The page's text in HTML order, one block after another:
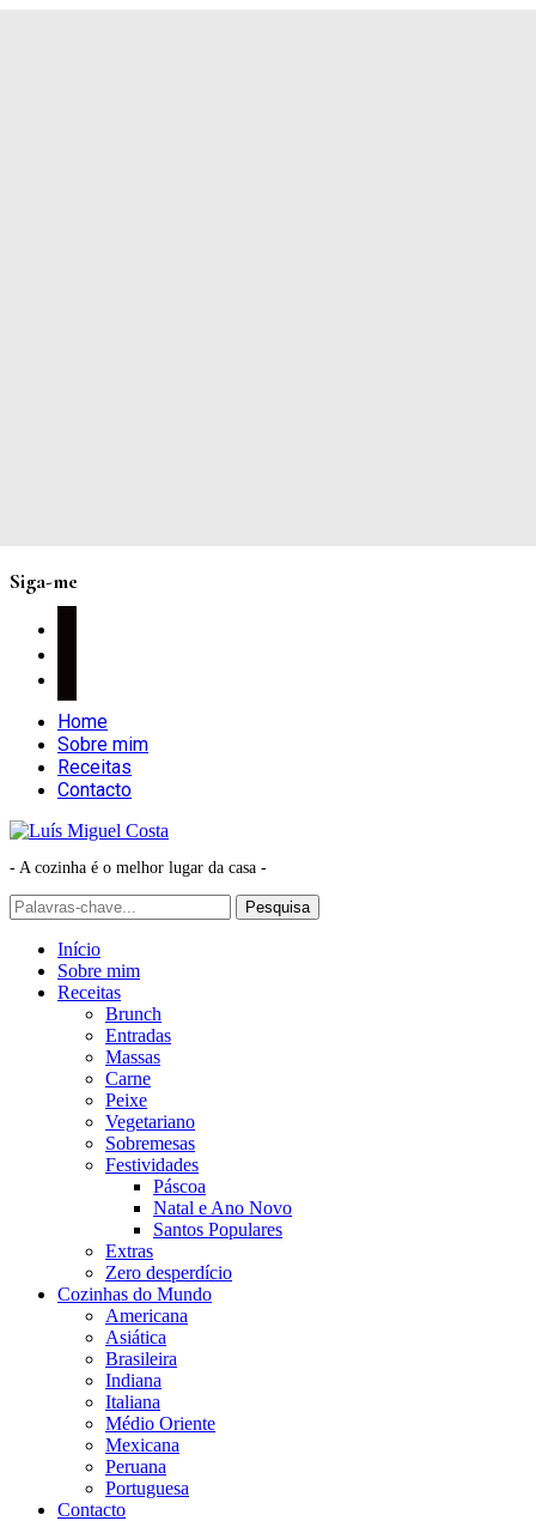
Siga-me
Home
Sobre mim
Receitas
Contacto
- A cozinha é o melhor lugar da casa -
Início
Sobre mim
Receitas
Brunch
Entradas
Massas
Carne
Peixe
Vegetariano
Sobremesas
Festividades
Páscoa
Natal e Ano Novo
Santos Populares
Extras
Zero desperdício
Cozinhas do Mundo
Americana
Asiática
Brasileira
Indiana
Italiana
Médio Oriente
Mexicana
Peruana
Portuguesa
Contacto